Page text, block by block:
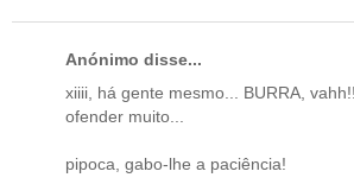
Anónimo disse...
xiiii, há gente mesmo... BURRA,
ofender muito...
pipoca, gabo-lhe a paciência!